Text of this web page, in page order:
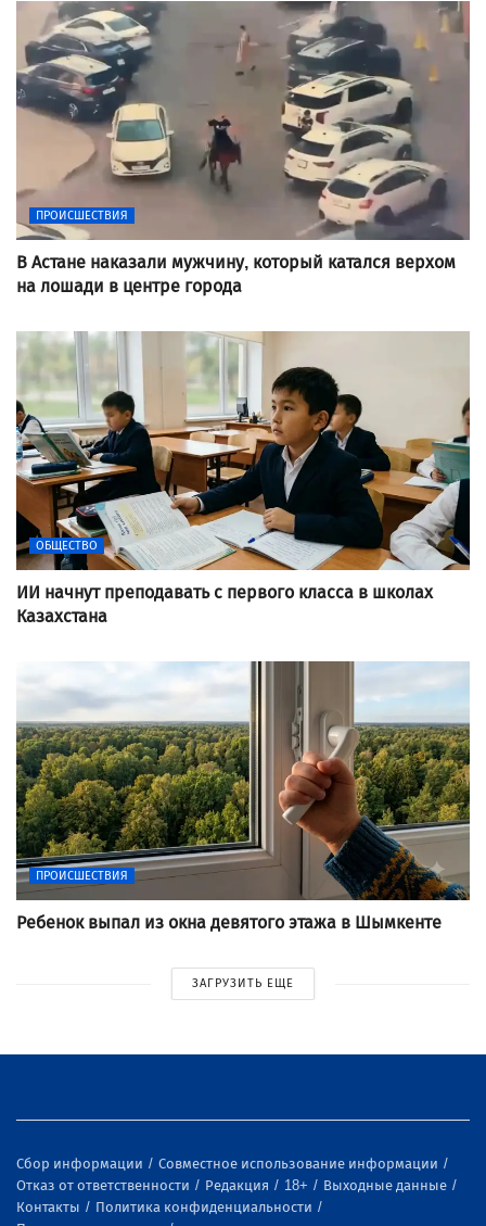
ПРОИСШЕСТВИЯ
В Астане наказали мужчину, который катался верхом
на лошади в центре города
ОБЩЕСТВО
ИИ начнут преподавать с первого класса в школах
Казахстана
ПРОИСШЕСТВИЯ
Ребенок выпал из окна девятого этажа в Шымкенте
ЗАГРУЗИТЬ ЕЩЕ
Сбор информации
Совместное использование информации
Отказ от ответственности
Редакция 18+
Выходные данные
Контакты
Политика конфиденциальности